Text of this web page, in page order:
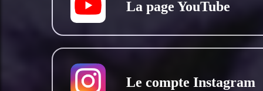
La page YouTube
Le compte Instagram